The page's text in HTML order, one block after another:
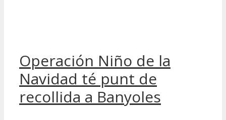
Operación Niño de la
Navidad té punt de
recollida a Banyoles